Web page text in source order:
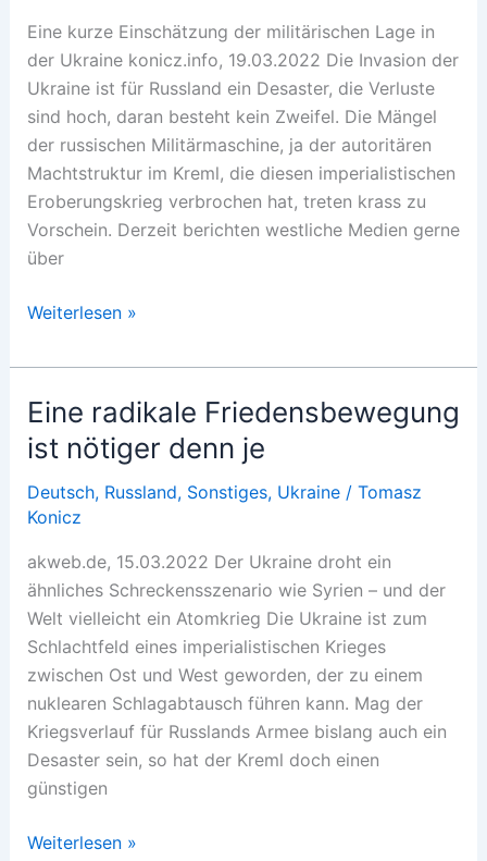
Eine kurze Einschätzung der militärischen Lage in
der Ukraine konicz.info, 19.03.2022 Die Invasion der
Ukraine ist für Russland ein Desaster, die Verluste
sind hoch, daran besteht kein Zweifel. Die Mängel
der russischen Militärmaschine, ja der autoritären
Machtstruktur im Kreml, die diesen imperialistischen
Eroberungskrieg verbrochen hat, treten krass zu
Vorschein. Derzeit berichten westliche Medien gerne
über
Drohender
im
Osten?
Weiterlesen »
Eine radikale Friedensbewegung
ist nötiger denn je
Deutsch, Russland, Sonstiges, Ukraine/ Tomasz
Konicz
akweb.de, 15.03.2022 Der Ukraine droht ein
ähnliches Schreckens­szenario wie Syrien – und der
Welt vielleicht ein Atomkrieg Die Ukraine ist zum
Schlachtfeld eines imperialistischen Krieges
zwischen Ost und West geworden, der zu einem
nuklearen Schlagabtausch führen kann. Mag der
Kriegsverlauf für Russlands Armee bislang auch ein
Desaster sein, so hat der Kreml doch einen
günstigen
Eine
Weiterlesen »